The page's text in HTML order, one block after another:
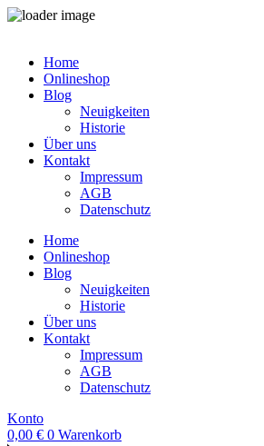
springenHome
Onlineshop
Blog
Neuigkeiten
Historie
Über uns
Kontakt
Impressum
AGB
Datenschutz
Home
Onlineshop
Blog
Neuigkeiten
Historie
Über uns
Kontakt
Impressum
AGB
Datenschutz
Konto
0,00 € 0 Warenkorb